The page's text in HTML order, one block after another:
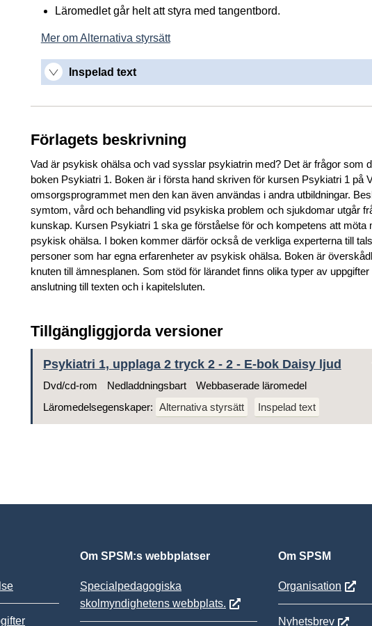
Läromedlet går helt att styra med tangentbord.
Mer om Alternativa styrsätt
Inspelad text
Förlagets beskrivning
Vad är psykisk ohälsa och vad sysslar psykiatrin med? Det är frågor som
boken Psykiatri 1. Boken är i första hand skriven för kursen Psykiatri 1 på
omsorgsprogrammet men den kan även användas i andra utbildningar.
symtom, vård och behandling vid psykiska problem och sjukdomar utgår
kunskap. Kursen Psykiatri 1 ska ge förståelse för och kompetens att möta
psykisk ohälsa. I boken kommer därför också de verkliga experterna till
personer som har egna erfarenheter av psykisk ohälsa. Boken är
knuten till ämnesplanen. Som stöd för lärandet finns olika typer av
anslutning till texten och i kapitelsluten.
Tillgängliggjorda versioner
Psykiatri 1, upplaga 2 tryck 2 - 2 - E-bok Daisy ljud
Dvd/cd-rom
Nedladdningsbart
Webbaserade läromedel
Läromedelsegenskaper: Alternativa styrsätt Inspelad text
Om SPSM:s webbplatser
Specialpedagogiska
skolmyndighetens webbplats.
Om SPSM
Organisation
Nyhetsbrev